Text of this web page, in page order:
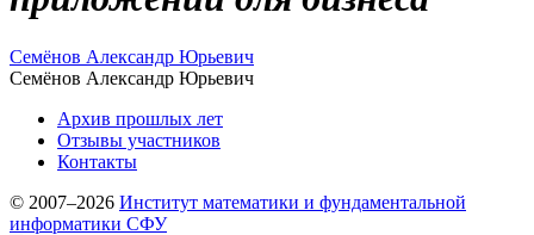
Семёнов Александр Юрьевич
Семёнов Александр Юрьевич
Архив прошлых лет
Отзывы участников
Контакты
© 2007–2026 Институт математики и фундаментальной
информатики СФУ